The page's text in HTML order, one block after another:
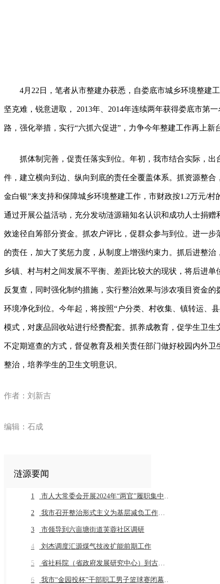
4月22日，笔者从市整建办获悉，自娄底市城乡环境整建
坚克难，锐意进取， 2013年、2014年连续两年获得娄底市第
路，强化举措，实行“六抓六促进”，力争今年整建工作再上新
抓体制完善，促责任落实到位。年初，我市结合实际，出
件，建立横向到边、纵向到底的责任全覆盖体系。抓资源整合
金白银”来支持和保障城乡环境整建工作，市财政按1.2万元/
通过开展公益活动，充分发动涟源籍知名认识和成功人士捐赠
效途径自筹部分资金。抓农户评比，促群众参与到位。进一步
的责任，加大了奖惩力度，从制度上增强约束力。抓后进整
乡镇、村与村之间发展不平衡、差距比较大的现状，将后进
反复查，同时强化制约措施，实行整治效果与涉农项目资金
环境净化到位。今年起，将按照“户分类、村收集、镇转运、
模式，对废品回收站进行经费配套。抓养成教育，促学生卫生
不定期巡查的方式，督促教育及相关责任部门做好校园内外卫
整治，培养学生的卫生文明意识。
作者：刘新吉
编辑：石成
涟源要闻
1 市人大常委会开展2024年“两官”履职集中评议
2 我市召开整治形式主义为基层减负工作推进会暨业务培训会议
3 市领导到六亩塘街道芙蓉社区调研
4 刘杰调度汇源煤气技改扩能前期工作
5 省社科院（省政府发展研究中心）到古仙界村调研乡村振兴工作
6 我市“金园投杯”干部职工男子篮球赛闭幕 市直组高新金园代表队 乡镇组桥头河镇代表队获得冠军